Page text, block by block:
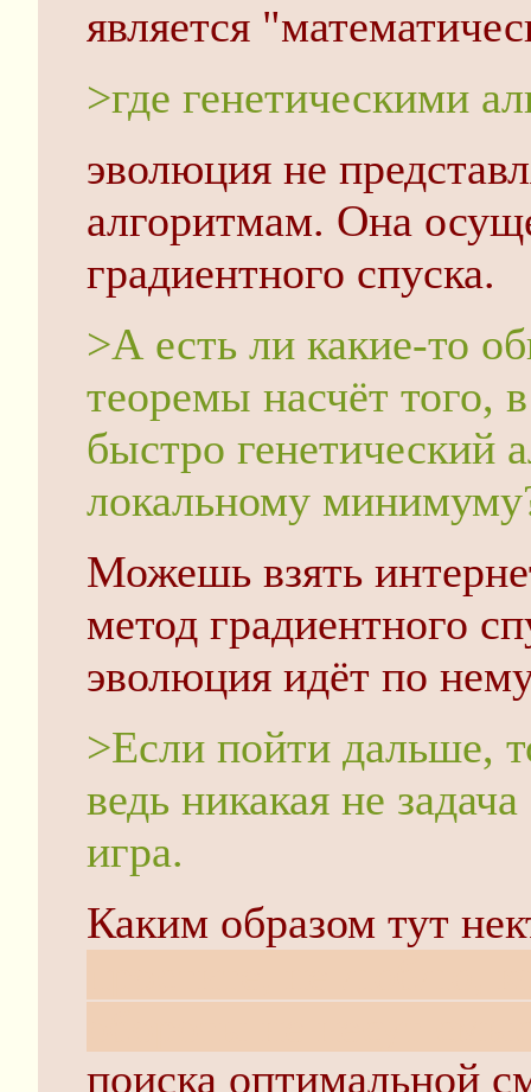
является
>где генетическими
эволюция не
алгоритмам. Она
градиентного спуска.
>А есть ли какие-то
теоремы насчёт того,
быстро генетический
локальному
Можешь взять
метод градиентного
эволюция идёт по
>Если пойти дальше,
ведь никакая не
игра.
Каким образом тут
поиска оптимальной